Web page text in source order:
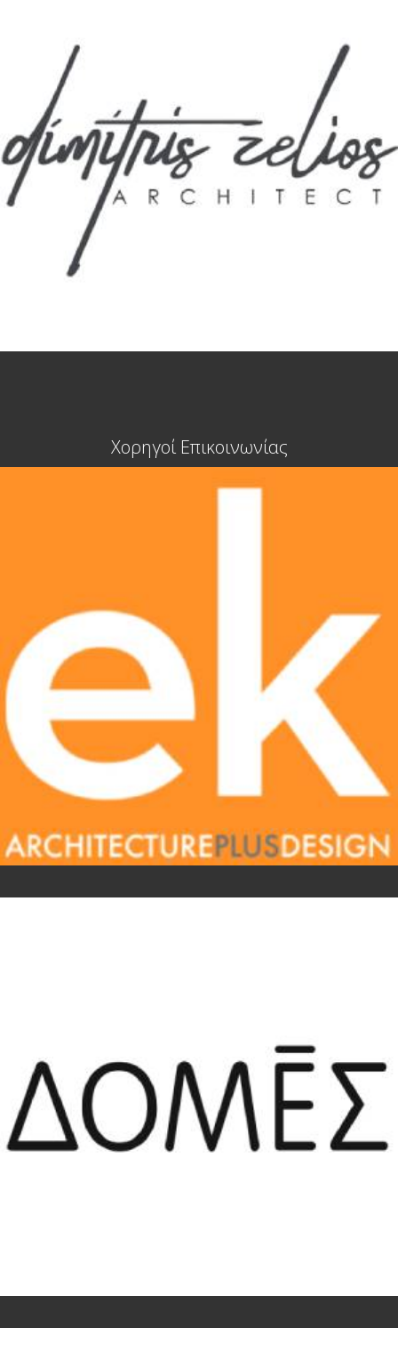
Χορηγοί Επικοινωνίας